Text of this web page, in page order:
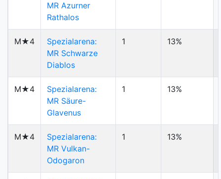
MR Azurner
Rathalos
M★4
Spezialarena:
MR Schwarze
Diablos
1 13%
M★4
Spezialarena:
MR Säure-
Glavenus
1 13%
M★4
Spezialarena:
MR Vulkan-
Odogaron
1 13%